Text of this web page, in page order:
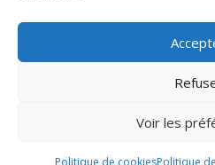
Voir les
Politique de cookiesPolitique